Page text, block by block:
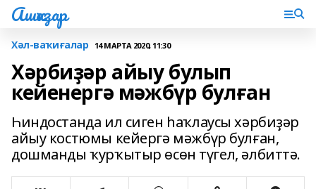
Ашҡаҙар
Хәл-ваҡиғалар 14 МАРТА 2020, 11:30
Хәрбиҙәр айыу булып
кейенергә мәжбүр булған
Һиндостанда ил сиген һаҡлаусы хәрбиҙәр
айыу костюмы кейергә мәжбүр булған,
дошманды ҡурҡытыр өсөн түгел, әлбиттә.